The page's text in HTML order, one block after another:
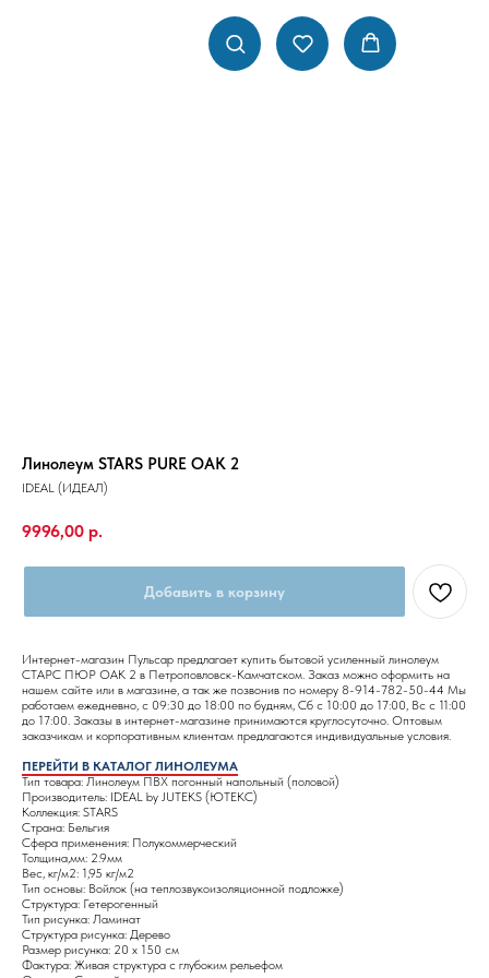
Линолеум STARS PURE OAK 2
IDEAL (ИДЕАЛ)
9996,00 р.
Добавить в корзину
Интернет-магазин Пульсар предлагает купить бытовой усиленный линолеум
СТАРС ПЮР ОАК 2 в Петроповловск-Камчатском. Заказ можно оформить на
нашем сайте или в магазине, а так же позвонив по номеру 8-914-782-50-44 Мы
работаем ежедневно, с 09:30 до 18:00 по будням, Сб с 10:00 до 17:00, Вс с 11:00
до 17:00. Заказы в интернет-магазине принимаются круглосуточно. Оптовым
заказчикам и корпоративным клиентам предлагаются индивидуальные условия.
ПЕРЕЙТИ В КАТАЛОГ ЛИНОЛЕУМА
Тип товара: Линолеум ПВХ погонный напольный (половой)
Производитель: IDEAL by JUTEKS (ЮТЕКС)
Коллекция: STARS
Страна: Бельгия
Сфера применения: Полукоммерческий
Толщина,мм: 2.9мм
Вес, кг/м2: 1,95 кг/м2
Тип основы: Войлок (на теплозвукоизоляционной подложке)
Структура: Гетерогенный
Тип рисунка: Ламинат
Структура рисунка: Дерево
Размер рисунка: 20 х 150 см
Фактура: Живая структура с глубоким рельефом